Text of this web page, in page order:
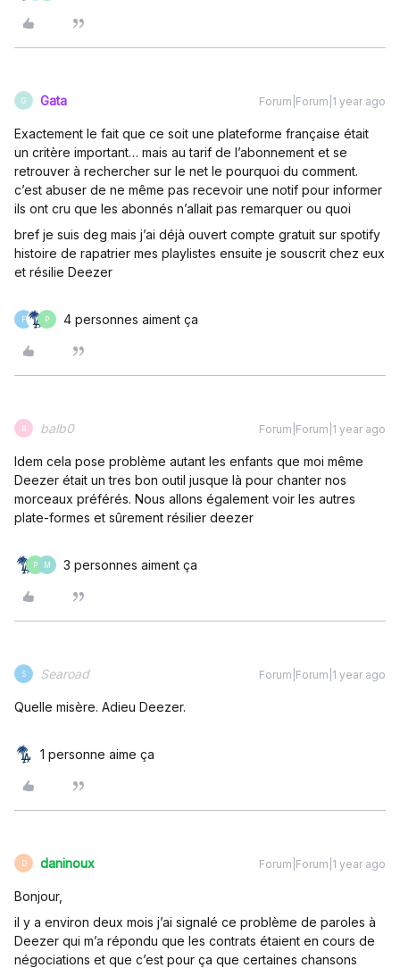
G Gata Forum|Forum|1 year ago
Exactement le fait que ce soit une plateforme française était
un critère important… mais au tarif de l’abonnement et se
retrouver à rechercher sur le net le pourquoi du comment.
c’est abuser de ne même pas recevoir une notif pour informer
ils ont cru que les abonnés n’allait pas remarquer ou quoi
bref je suis deg mais j’ai déjà ouvert compte gratuit sur spotify
histoire de rapatrier mes playlistes ensuite je souscrit chez eux
et résilie Deezer
F P 4 personnes aiment ça
B balb0 Forum|Forum|1 year ago
Idem cela pose problème autant les enfants que moi même
Deezer était un tres bon outil jusque là pour chanter nos
morceaux préférés. Nous allons également voir les autres
plate-formes et sûrement résilier deezer
P M 3 personnes aiment ça
S Searoad Forum|Forum|1 year ago
Quelle misère. Adieu Deezer.
1 personne aime ça
D daninoux Forum|Forum|1 year ago
Bonjour,
il y a environ deux mois j’ai signalé ce problème de paroles à
Deezer qui m’a répondu que les contrats étaient en cours de
négociations et que c’est pour ça que certaines chansons